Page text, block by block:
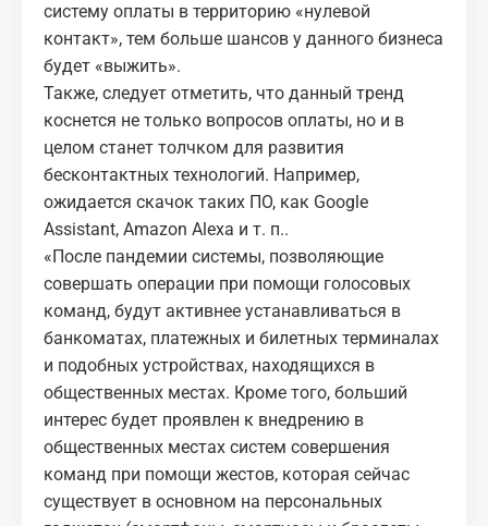
систему оплаты в территорию «нулевой
контакт», тем больше шансов у данного бизнеса
будет «выжить».
Также, следует отметить, что данный тренд
коснется не только вопросов оплаты, но и в
целом станет толчком для развития
бесконтактных технологий. Например,
ожидается скачок таких ПО, как Google
Assistant, Amazon Alexa и т. п..
«После пандемии системы, позволяющие
совершать операции при помощи голосовых
команд, будут активнее устанавливаться в
банкоматах, платежных и билетных терминалах
и подобных устройствах, находящихся в
общественных местах. Кроме того, больший
интерес будет проявлен к внедрению в
общественных местах систем совершения
команд при помощи жестов, которая сейчас
существует в основном на персональных